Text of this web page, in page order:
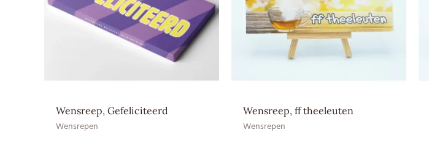
Bewaaradvies
Ingrediënten
EAN HE
Wensreep, Gefeliciteerd
Wensrepen
Wensreep, ff theeleuten
Wensrepen